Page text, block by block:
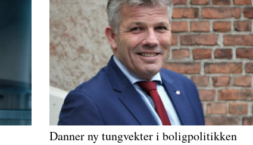
Danner ny tungvekter i boligpolitikken